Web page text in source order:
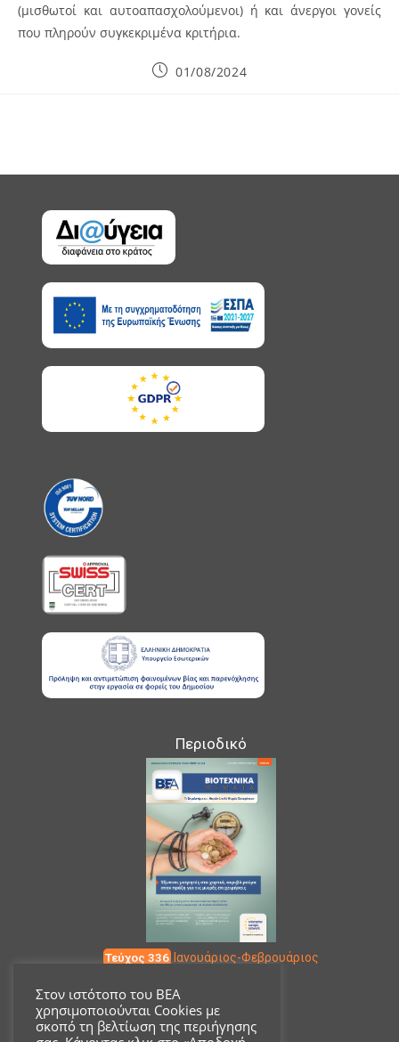
(μισθωτοί και αυτοαπασχολούμενοι) ή και άνεργοι γονείς
που πληρούν συγκεκριμένα κριτήρια.
Post01/08/2024
Περιοδικό
Τεύχος 336 Ιανουάριος-Φεβρουάριος
Επικοινωνία
Στον ιστότοπο του ΒΕΑ
χρησιμοποιούνται Cookies με
σκοπό τη βελτίωση της περιήγησης